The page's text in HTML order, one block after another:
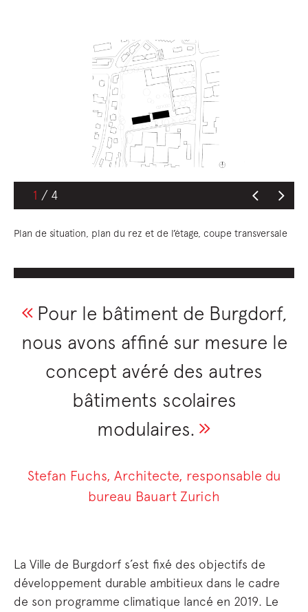
1
Plan de situation, plan du rez et de l’étage, coupe transversale
Pour le bâtiment de Burgdorf,
nous avons affiné sur mesure le
concept avéré des autres
bâtiments scolaires
modulaires.
Stefan Fuchs, Architecte, responsable du
bureau Bauart Zurich
La Ville de Burgdorf s’est fixé des objectifs de
développement durable ambitieux dans le cadre
de son programme climatique lancé en 2019. Le